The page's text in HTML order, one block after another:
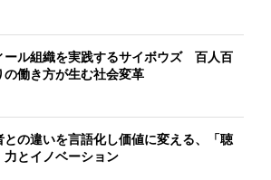
ール組織を実践するサイボウズ 百人百
の働き方が生む社会変革
との違いを言語化し価値に変える、「聴
力とイノベーション